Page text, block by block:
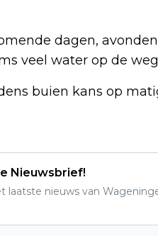
dagen,
veel water op de
buien kans op
Nieuwsbrief!
laatste nieuws van